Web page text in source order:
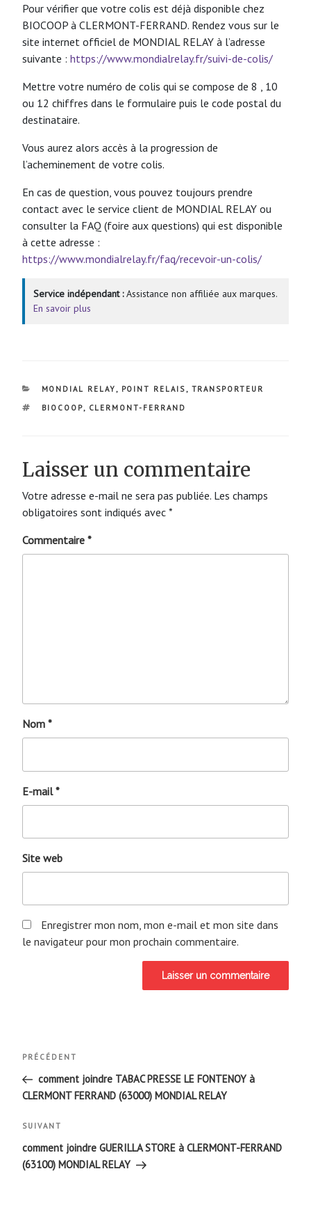
Pour vérifier que votre colis est déjà disponible chez
BIOCOOP à CLERMONT-FERRAND. Rendez vous sur le
site internet officiel de MONDIAL RELAY à l’adresse
suivante : https://www.mondialrelay.fr/suivi-de-colis/
Mettre votre numéro de colis qui se compose de 8 , 10
ou 12 chiffres dans le formulaire puis le code postal du
destinataire.
Vous aurez alors accès à la progression de
l’acheminement de votre colis.
En cas de question, vous pouvez toujours prendre
contact avec le service client de MONDIAL RELAY ou
consulter la FAQ (foire aux questions) qui est disponible
à cette adresse :
https://www.mondialrelay.fr/faq/recevoir-un-colis/
Service indépendant :Assistance non affiliée aux marques.
En savoir plus
CATÉGORIES
MONDIAL RELAY , POINT RELAIS , TRANSPORTEUR
ÉTIQUETTES
BIOCOOP, CLERMONT-FERRAND
Laisser un commentaire
Votre adresse e-mail ne sera pas publiée. Les champs
obligatoires sont indiqués avec *
Commentaire *
Nom *
E-mail*
Site web
Enregistrer mon nom, mon e-mail et mon site dans
le navigateur pour mon prochain commentaire.
Navigation
de
l’article
Article
précédent
PRÉCÉDENT
comment joindre TABAC PRESSE LE FONTENOY à
CLERMONT FERRAND (63000) MONDIAL RELAY
Article
suivant
SUIVANT
comment joindre GUERILLA STORE à CLERMONT-FERRAND
(63100) MONDIAL RELAY